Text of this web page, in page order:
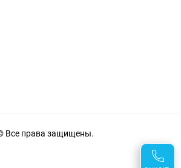
Все права защищены.